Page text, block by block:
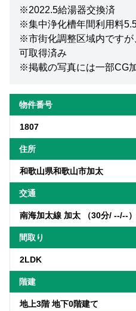
※2022.5給湯器交換済
※集中浄化槽年間利用料
※市街化調整区域内です
可取得済み
※掲載の写真には一部CG
物件番号
1807
住所
和歌山県和歌山市加太
交通
南海加太線 加太 （30分/ --/--
間取り
2LDK
階建
地上3階 地下0階建て